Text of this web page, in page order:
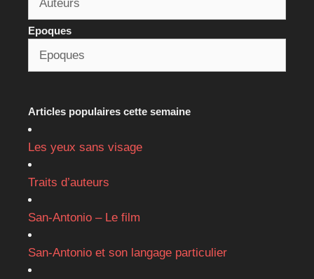
Epoques
Articles populaires cette semaine
Les yeux sans visage
Traits d’auteurs
San-Antonio – Le film
San-Antonio et son langage particulier